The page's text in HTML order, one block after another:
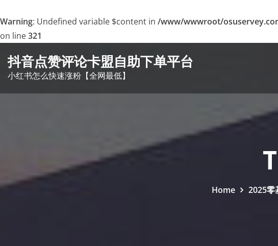
Warning: Undefined variable $content in /www/wwwroot/
on line321
to
content
抖音点赞评论卡盟自助下单平台
小红书怎么快速涨粉【全网最低】
Home 2025零